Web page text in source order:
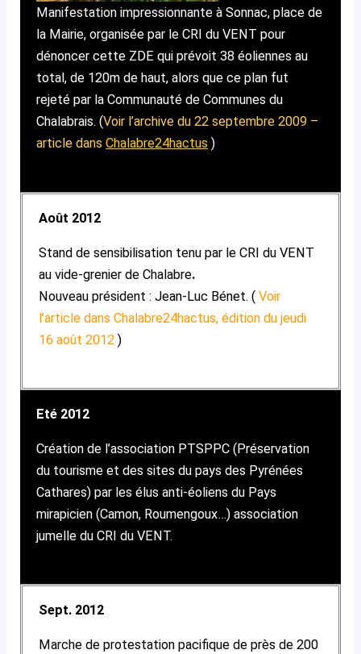
Manifestation impressionnante à Sonnac, place de
la Mairie, organisée par le CRI du VENT pour
dénoncer cette ZDE qui prévoit 38 éoliennes au
total, de 120m de haut, alors que ce plan fut
rejeté par la Communauté de Communes du
Chalabrais. (Voir l’archive du 22 septembre 2009 –
article dansChalabre24hactus )
Août 2012
Stand de sensibilisation tenu par le CRI du VENT
au vide-grenier de Chalabre.
Nouveau président : Jean-Luc Bénet. (Voir
l’article dans Chalabre24hactus, édition du jeudi
16 août 2012 )
Eté 2012
Création de l’association PTSPPC (Préservation
du tourisme et des sites du pays des Pyrénées
Cathares) par les élus anti-éoliens du Pays
mirapicien (Camon, Roumengoux…) association
jumelle du CRI du VENT.
Sept. 2012
Marche de protestation pacifique de près de 200